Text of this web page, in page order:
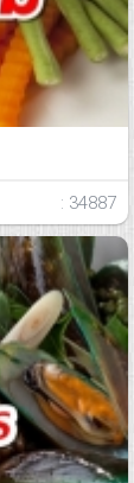
: 34887